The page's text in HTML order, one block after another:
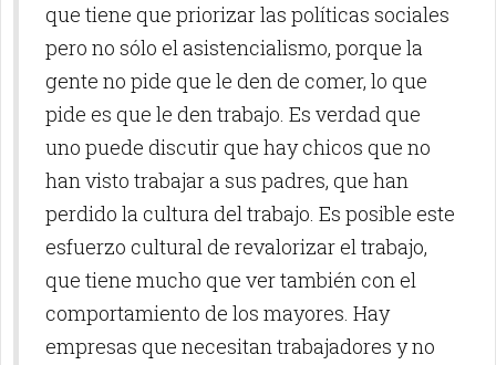
que tiene que priorizar las políticas sociales
pero no sólo el asistencialismo, porque la
gente no pide que le den de comer, lo que
pide es que le den trabajo. Es verdad que
uno puede discutir que hay chicos que no
han visto trabajar a sus padres, que han
perdido la cultura del trabajo. Es posible este
esfuerzo cultural de revalorizar el trabajo,
que tiene mucho que ver también con el
comportamiento de los mayores. Hay
empresas que necesitan trabajadores y no